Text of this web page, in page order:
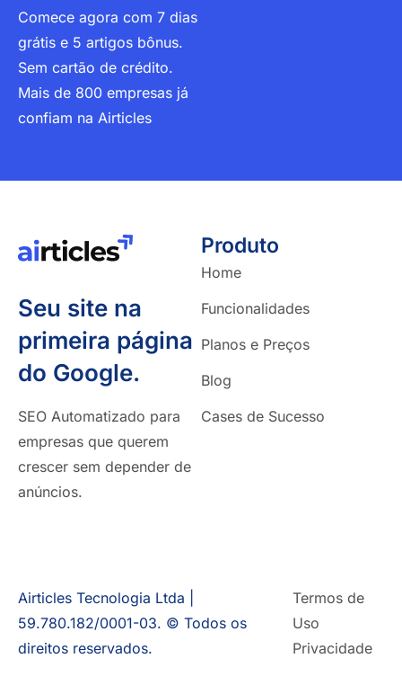
Comece agora com 7 dias
grátis e 5 artigos bônus.
Sem cartão de crédito.
Mais de 800 empresas já
confiam na Airticles
Seu site na
primeira página
do Google.
SEO Automatizado para
empresas que querem
crescer sem depender de
anúncios.
Produto
Home
Funcionalidades
Planos e Preços
Blog
Cases de Sucesso
Airticles Tecnologia Ltda |
59.780.182/0001-03. © Todos os
direitos reservados.
Termos de
Uso
Privacidade